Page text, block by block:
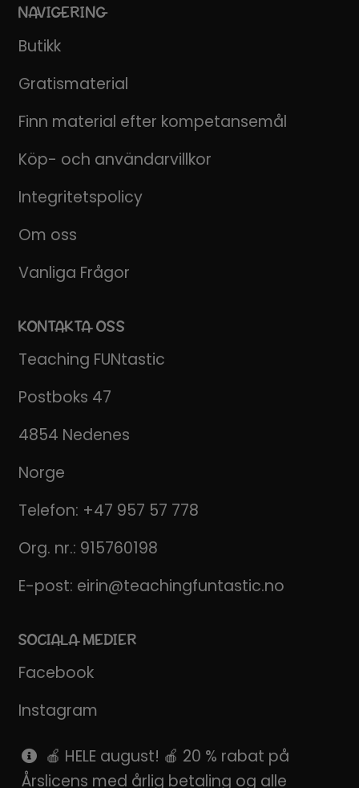
NAVIGERING
Butikk
Gratismaterial
Finn material efter kompetansemål
Köp- och användarvillkor
Integritetspolicy
Om oss
Vanliga Frågor
KONTAKTA OSS
Teaching FUNtastic
Postboks 47
4854 Nedenes
Norge
Telefon: +47 957 57 778
Org. nr.: 915760198
E-post: eirin@teachingfuntastic.no
SOCIALA MEDIER
Facebook
Instagram
Pinterest
🍎 HELE august! 🍎 20 % rabat på
Årslicens med årlig betaling og alle